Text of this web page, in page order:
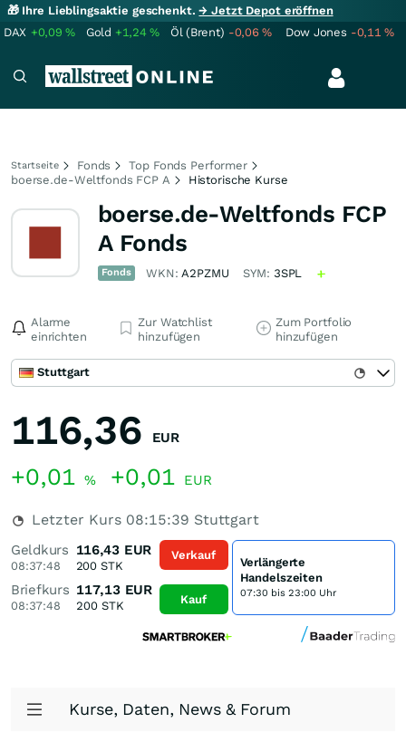
🎁 Ihre Lieblingsaktie geschenkt.→ Jetzt Depot eröffnen
DAX +0,09% Gold +1,24% Öl (Brent) -0,06% Dow Jones -0,11%
Startseite Fonds
Top Fonds Performer
boerse.de-Weltfonds FCP A
Historische Kurse
boerse.de-Weltfonds FCP
A Fonds
Fonds WKN:A2PZMU SYM: 3SPL
Alarme
einrichten
Zur Watchlist
hinzufügen
Zum Portfolio
hinzufügen
Stuttgart
116,36 EUR
+0,01 % +0,01 EUR
Letzter Kurs 08:15:39 Stuttgart
Geldkurs
08:37:48
116,43 EUR
200 STK
Briefkurs
08:37:48
117,13 EUR
200STK
Verkauf
Kauf
Verlängerte
Handelszeiten
07:30 bis 23:00 Uhr
Kurse, Daten, News & Forum